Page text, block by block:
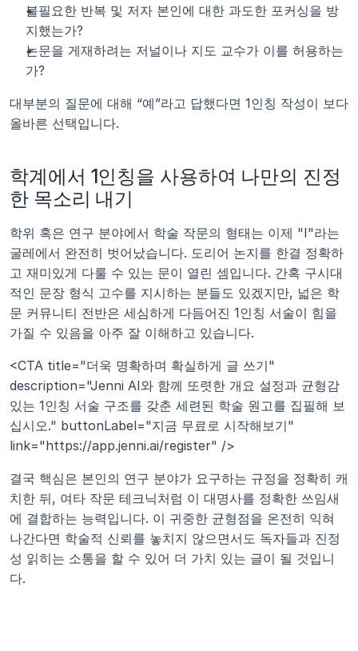
불필요한 반복 및 저자 본인에 대한 과도한 포커싱을 방
지했는가?
논문을 게재하려는 저널이나 지도 교수가 이를 허용하는
가?
대부분의 질문에 대해 “예”라고 답했다면 1인칭 작성이 보다
올바른 선택입니다.
학계에서 1인칭을 사용하여 나만의 진정
한 목소리 내기
학위 혹은 연구 분야에서 학술 작문의 형태는 이제 "I"라는
굴레에서 완전히 벗어났습니다. 도리어 논지를 한결 정확하
고 재미있게 다룰 수 있는 문이 열린 셈입니다. 간혹 구시대
적인 문장 형식 고수를 지시하는 분들도 있겠지만, 넓은 학
문 커뮤니티 전반은 세심하게 다듬어진 1인칭 서술이 힘을
가질 수 있음을 아주 잘 이해하고 있습니다.
<CTA title="더욱 명확하며 확실하게 글 쓰기"
description="Jenni AI와 함께 또렷한 개요 설정과 균형감
있는 1인칭 서술 구조를 갖춘 세련된 학술 원고를 집필해 보
십시오." buttonLabel="지금 무료로 시작해보기"
link="https://app.jenni.ai/register" />
결국 핵심은 본인의 연구 분야가 요구하는 규정을 정확히 캐
치한 뒤, 여타 작문 테크닉처럼 이 대명사를 정확한 쓰임새
에 결합하는 능력입니다. 이 귀중한 균형점을 온전히 익혀
나간다면 학술적 신뢰를 놓치지 않으면서도 독자들과 진정
성 읽히는 소통을 할 수 있어 더 가치 있는 글이 될 것입니
다.